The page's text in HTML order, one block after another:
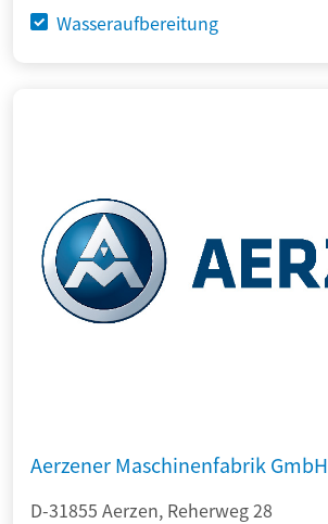
Wasseraufbereitung
Aerzener Maschinenfabrik GmbH
D-31855 Aerzen, Reherweg 28